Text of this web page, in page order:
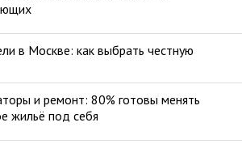
в Москве: как выбрать честную
и ремонт: 80% готовы менять
жильё под себя